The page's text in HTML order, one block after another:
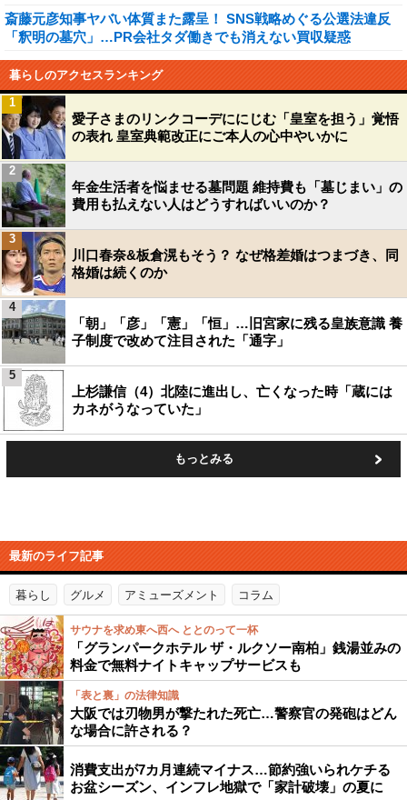
斎藤元彦知事ヤバい体質また露呈！ SNS戦略めぐる公選法違反
「釈明の墓穴」…PR会社タダ働きでも消えない買収疑惑
暮らしのアクセスランキング
愛子さまのリンクコーデににじむ「皇室を担う」覚悟
の表れ 皇室典範改正にご本人の心中やいかに
1
年金生活者を悩ませる墓問題 維持費も「墓じまい」の
費用も払えない人はどうすればいいのか？
2
川口春奈&板倉滉もそう？ なぜ格差婚はつまづき、同
格婚は続くのか
3
「朝」「彦」「憲」「恒」…旧宮家に残る皇族意識 養
子制度で改めて注目された「通字」
4
上杉謙信（4）北陸に進出し、亡くなった時「蔵には
カネがうなっていた」
5
もっとみる
最新のライフ記事
暮らし グルメ アミューズメント コラム
サウナを求め東へ西へ ととのって一杯
「グランパークホテル ザ・ルクソー南柏」銭湯並みの
料金で無料ナイトキャップサービスも
「表と裏」の法律知識
大阪では刃物男が撃たれた死亡…警察官の発砲はどん
な場合に許される？
消費支出が7カ月連続マイナス…節約強いられケチる
お盆シーズン、インフレ地獄で「家計破壊」の夏に